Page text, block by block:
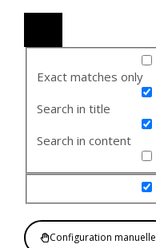
Exact matches only
Search in title
Search in content
Configuration manuelle